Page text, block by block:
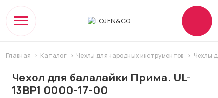
Главная Каталог Чехлы для народных инструментов Чехлы
Чехол для балалайки Прима. UL-
13BP1 0000-17-00